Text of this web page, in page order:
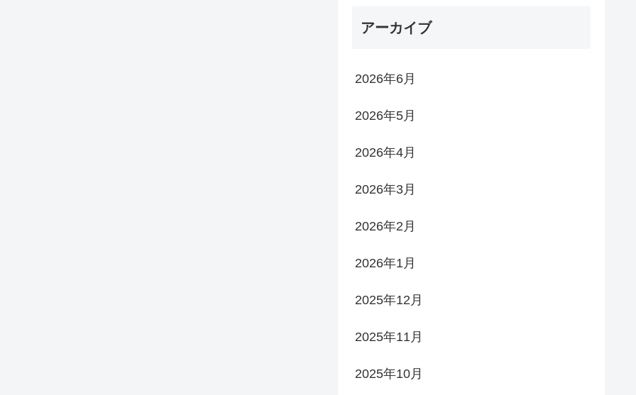
アーカイブ
2026年6月
2026年5月
2026年4月
2026年3月
2026年2月
2026年1月
2025年12月
2025年11月
2025年10月